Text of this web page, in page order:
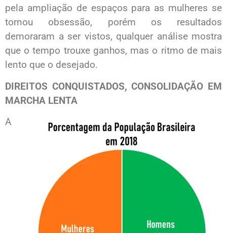
pela ampliação de espaços para as mulheres se
tornou obsessão, porém os resultados
demoraram a ser vistos, qualquer análise mostra
que o tempo trouxe ganhos, mas o ritmo de mais
lento que o desejado.
DIREITOS CONQUISTADOS, CONSOLIDAÇÃO EM
MARCHA LENTA
A